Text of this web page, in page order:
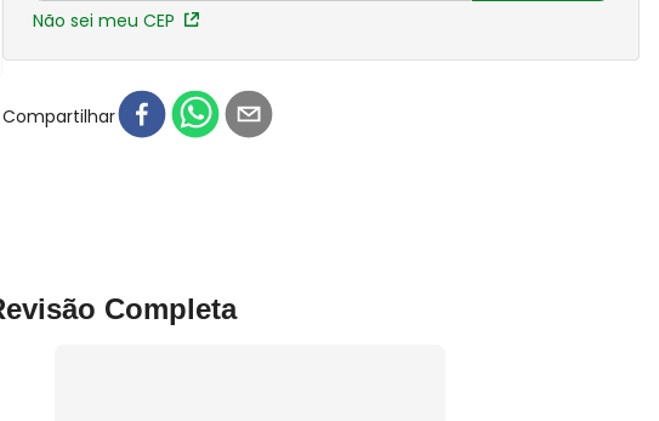
Não sei meu CEP
Compartilhar
Completa